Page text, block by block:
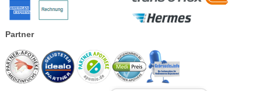
Partner